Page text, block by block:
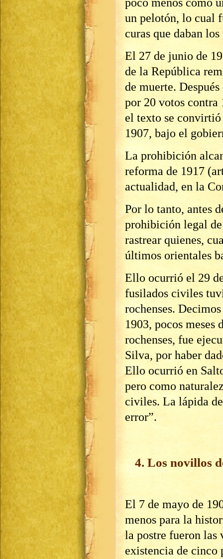
un pelotón, lo cual
curas que daban
El 27 de junio de
de la República
de muerte.
por 20 votos contra
el texto se convirtió
1907, bajo el
La prohibición
reforma de 1917
actualidad, en la
Por lo tanto, antes
prohibición legal
rastrear quienes,
últimos orientales
Ello ocurrió el 29
fusilados civiles
rochenses.
1903, pocos meses
rochenses, fue
Silva, por haber
Ello ocurrió en
pero como
civiles. La lápida
error”.
4. Los novillos
El 7 de mayo de
menos para la
la postre fueron
existencia de cinco